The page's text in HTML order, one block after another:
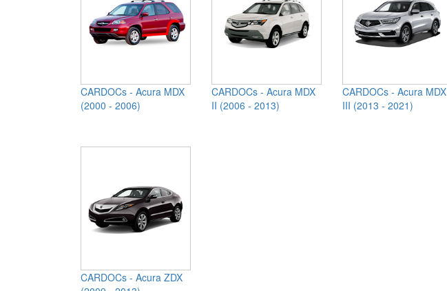
CARDOCs - Acura MDX
(2000 - 2006)
CARDOCs - Acura MDX
II (2006 - 2013)
CARDOCs - Acura MDX
III (2013 - 2021)
CARDOCs - Acura ZDX